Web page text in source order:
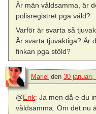
Är män våldsamma, är
polisregistret pga våld?
Varför är svarta så
Är svarta tjuvaktiga? Är
finkan pga stöld?
Mariel den 30
@Erik: Ja men då e du
våldsamma. Om det nu